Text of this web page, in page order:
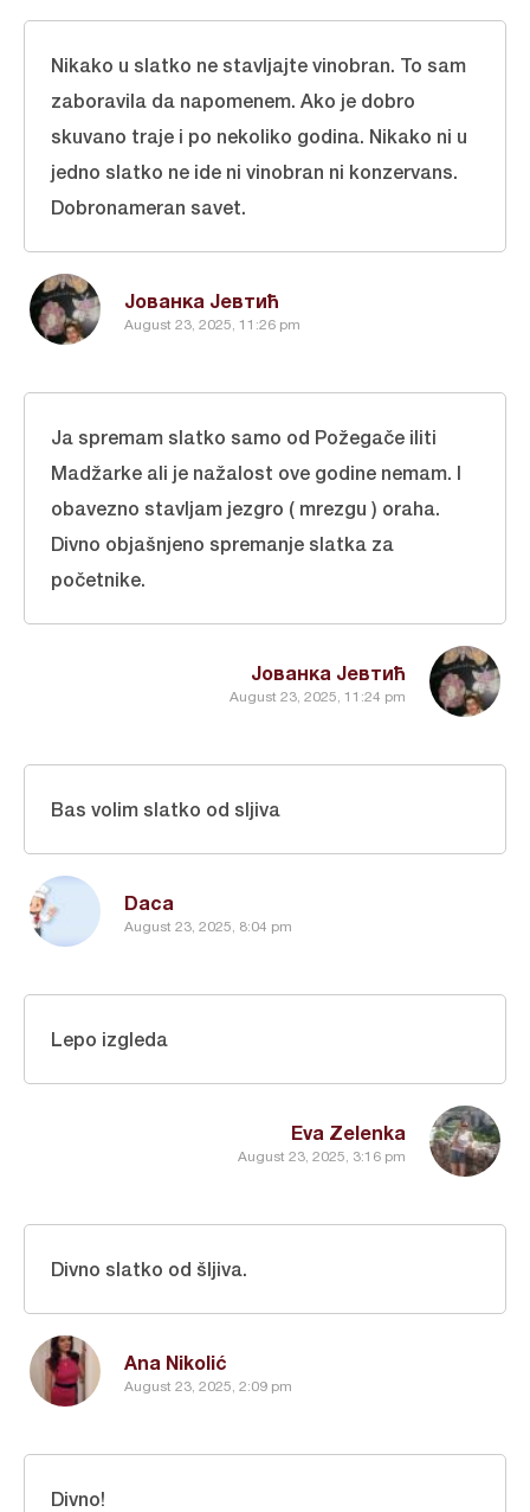
Јованка Јевтић
August 23, 2025, 11:26 pm
Nikako u slatko ne stavljajte vinobran. To sam
zaboravila da napomenem. Ako je dobro
skuvano traje i po nekoliko godina. Nikako ni u
jedno slatko ne ide ni vinobran ni konzervans.
Dobronameran savet.
Јованка Јевтић
August 23, 2025, 11:24 pm
Ja spremam slatko samo od Požegače iliti
Madžarke ali je nažalost ove godine nemam. I
obavezno stavljam jezgro ( mrezgu ) oraha.
Divno objašnjeno spremanje slatka za
početnike.
Daca
August 23, 2025, 8:04 pm
Bas volim slatko od sljiva
Eva Zelenka
August 23, 2025, 3:16 pm
Lepo izgleda
Ana Nikolić
August 23, 2025, 2:09 pm
Divno slatko od šljiva.
Divno!